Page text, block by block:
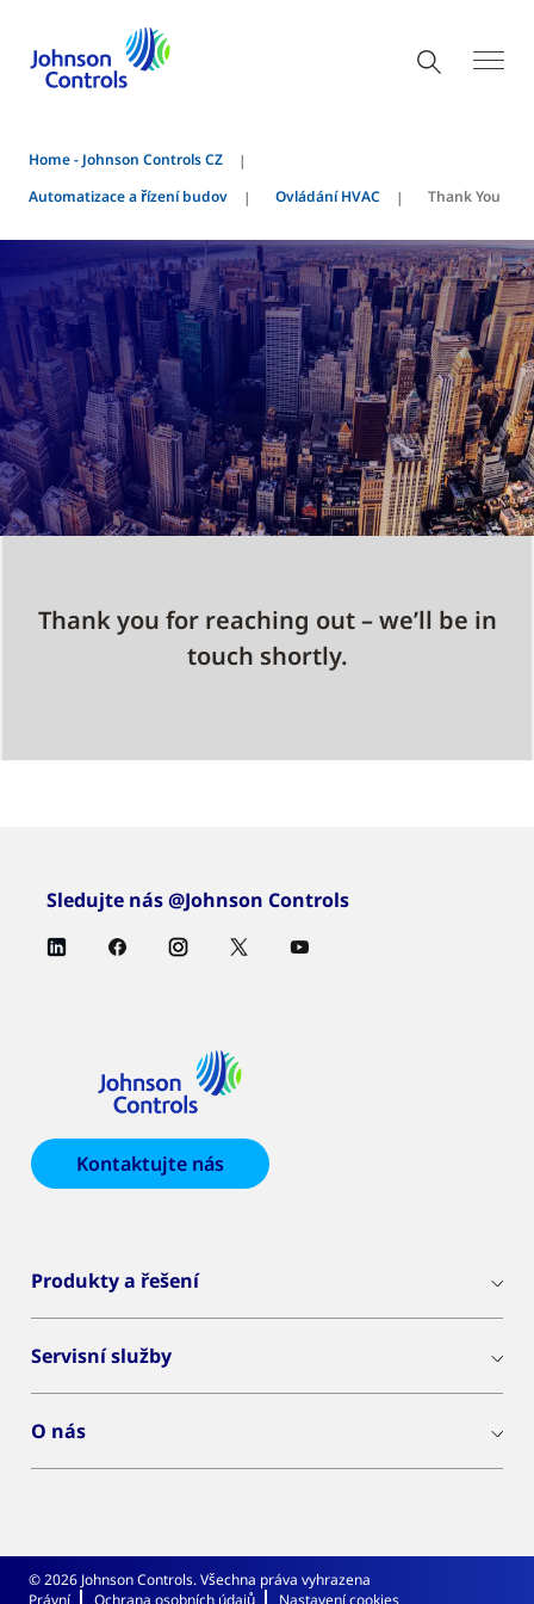
Home - Johnson Controls CZ
Automatizace a řízení budov
Ovládání HVAC Thank You
Thank you for reaching out – we’ll be in
touch shortly.
Sledujte nás @Johnson Controls
Kontaktujte nás
Produkty a řešení
Servisní služby
O nás
© 2026 Johnson Controls. Všechna práva vyhrazena
Právní
Ochrana osobních údajů Nastavení cookies